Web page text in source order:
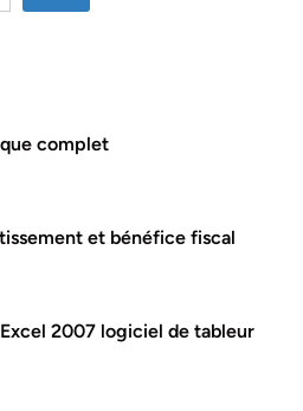
complet
et bénéfice fiscal
2007 logiciel de tableur